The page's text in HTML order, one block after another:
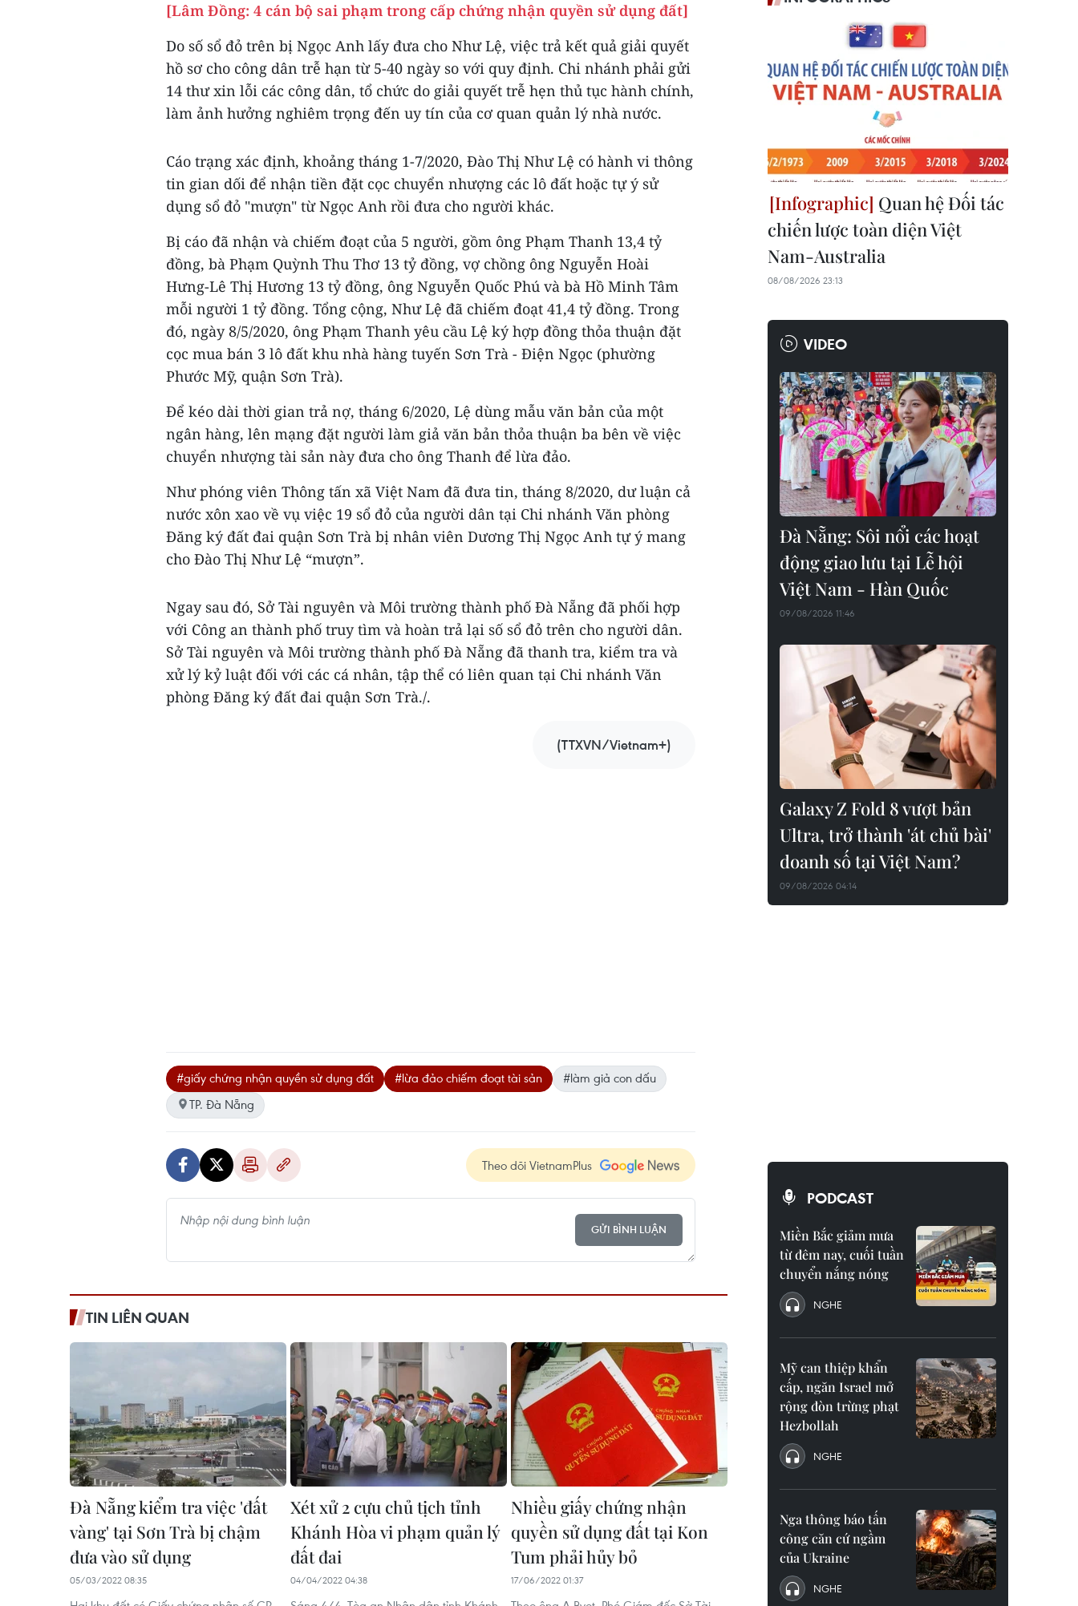
[Lâm Đồng: 4 cán bộ sai phạm trong cấp chứng nhận quyền sử dụng đất]
Do số sổ đỏ trên bị Ngọc Anh lấy đưa cho Như Lệ, việc trả kết quả giải quyết
hồ sơ cho công dân trễ hạn từ 5-40 ngày so với quy định. Chi nhánh phải gửi
14 thư xin lỗi các công dân, tổ chức do giải quyết trễ hẹn thủ tục hành chính,
làm ảnh hưởng nghiêm trọng đến uy tín của cơ quan quản lý nhà nước.
Cáo trạng xác định, khoảng tháng 1-7/2020, Đào Thị Như Lệ có hành vi thông
tin gian dối để nhận tiền đặt cọc chuyển nhượng các lô đất hoặc tự ý sử
dụng sổ đỏ "mượn" từ Ngọc Anh rồi đưa cho người khác.
Bị cáo đã nhận và chiếm đoạt của 5 người, gồm ông Phạm Thanh 13,4 tỷ
đồng, bà Phạm Quỳnh Thu Thơ 13 tỷ đồng, vợ chồng ông Nguyễn Hoài
Hưng-Lê Thị Hương 13 tỷ đồng, ông Nguyễn Quốc Phú và bà Hồ Minh Tâm
mỗi người 1 tỷ đồng. Tổng cộng, Như Lệ đã chiếm đoạt 41,4 tỷ đồng. Trong
đó, ngày 8/5/2020, ông Phạm Thanh yêu cầu Lệ ký hợp đồng thỏa thuận đặt
cọc mua bán 3 lô đất khu nhà hàng tuyến Sơn Trà - Điện Ngọc (phường
Phước Mỹ, quận Sơn Trà).
Để kéo dài thời gian trả nợ, tháng 6/2020, Lệ dùng mẫu văn bản của một
ngân hàng, lên mạng đặt người làm giả văn bản thỏa thuận ba bên về việc
chuyển nhượng tài sản này đưa cho ông Thanh để lừa đảo.
Như phóng viên Thông tấn xã Việt Nam đã đưa tin, tháng 8/2020, dư luận cả
nước xôn xao về vụ việc 19 sổ đỏ của người dân tại Chi nhánh Văn phòng
Đăng ký đất đai quận Sơn Trà bị nhân viên Dương Thị Ngọc Anh tự ý mang
cho Đào Thị Như Lệ “mượn”.
Ngay sau đó, Sở Tài nguyên và Môi trường thành phố Đà Nẵng đã phối hợp
với Công an thành phố truy tìm và hoàn trả lại số sổ đỏ trên cho người dân.
Sở Tài nguyên và Môi trường thành phố Đà Nẵng đã thanh tra, kiểm tra và
xử lý kỷ luật đối với các cá nhân, tập thể có liên quan tại Chi nhánh Văn
phòng Đăng ký đất đai quận Sơn Trà./.
(TTXVN/Vietnam+)
#giấy chứng nhận quyền sử dụng đất #lừa đảo chiếm đoạt tài sản
#làm giả con dấu
TP. Đà Nẵng
Theo dõi VietnamPlus
GỬI BÌNH LUẬN
TIN LIÊN QUAN
Đà Nẵng kiểm tra việc 'đất
vàng' tại Sơn Trà bị chậm
đưa vào sử dụng
05/03/2022 08:35
Xét xử 2 cựu chủ tịch tỉnh
Khánh Hòa vi phạm quản lý
đất đai
04/04/2022 04:38
Nhiều giấy chứng nhận
quyền sử dụng đất tại Kon
Tum phải hủy bỏ
17/06/2022 01:37
Quan hệ Đối tác
chiến lược toàn diện Việt
Nam-Australia
08/08/2026 23:13
VIDEO
Đà Nẵng: Sôi nổi các hoạt
động giao lưu tại Lễ hội
Việt Nam - Hàn Quốc
09/08/2026 11:46
Galaxy Z Fold 8 vượt bản
Ultra, trở thành 'át chủ bài'
doanh số tại Việt Nam?
09/08/2026 04:14
PODCAST
Miền Bắc giảm mưa
từ đêm nay, cuối tuần
chuyển nắng nóng
NGHE
Mỹ can thiệp khẩn
cấp, ngăn Israel mở
rộng đòn trừng phạt
Hezbollah
NGHE
Nga thông báo tấn
công căn cứ ngầm
của Ukraine
NGHE